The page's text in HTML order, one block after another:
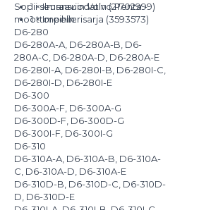
1 × Ilmansuodatin (21702999)
1 × Impellerisarja (3593573)
Sopii seuraaviin Volvo Penta -
moottoreihin:
D6-280
D6-280A-A, D6-280A-B, D6-
280A-C, D6-280A-D, D6-280A-E
D6-280I-A, D6-280I-B, D6-280I-C,
D6-280I-D, D6-280I-E
D6-300
D6-300A-F, D6-300A-G
D6-300D-F, D6-300D-G
D6-300I-F, D6-300I-G
D6-310
D6-310A-A, D6-310A-B, D6-310A-
C, D6-310A-D, D6-310A-E
D6-310D-B, D6-310D-C, D6-310D-
D, D6-310D-E